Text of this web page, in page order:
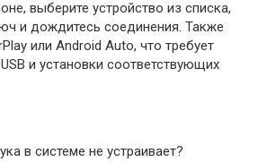
выберите устройство из списка,
и дождитесь соединения. Также
или Android Auto, что требует
и установки соответствующих
в системе не устраивает?